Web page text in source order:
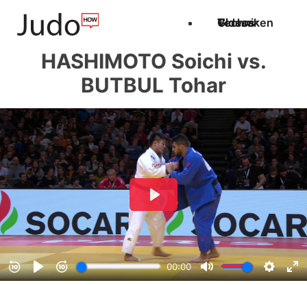
Techniken
Videos
Glossar
HASHIMOTO Soichi vs.
BUTBUL Tohar